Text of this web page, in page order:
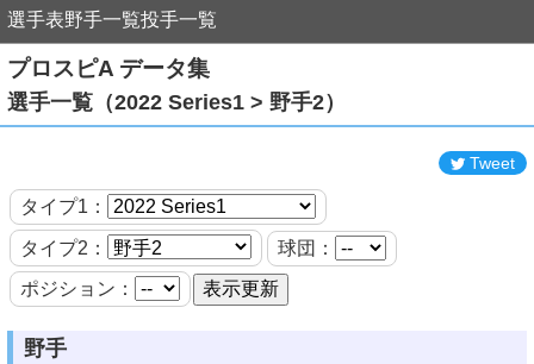
選手表野手一覧投手一覧
プロスピA データ集
選手一覧（2022 Series1 > 野手2）
Tweet
タイプ1：
タイプ2：
球団：
ポジション：
野手